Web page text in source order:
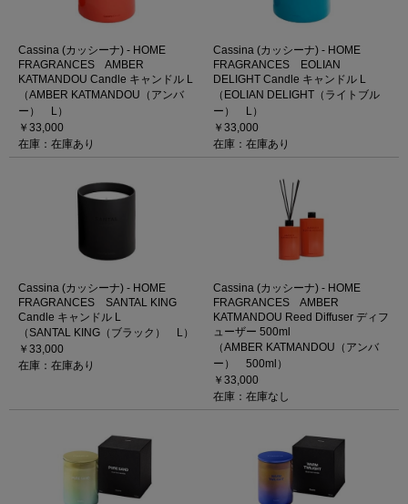
Cassina (カッシーナ) - HOME
FRAGRANCES AMBER
KATMANDOU Candle キャンドル L
（AMBER KATMANDOU（アンバ
ー） L）
￥33,000
在庫：在庫あり
Cassina (カッシーナ) - HOME
FRAGRANCES EOLIAN
DELIGHT Candle キャンドル L
（EOLIAN DELIGHT（ライトブル
ー） L）
￥33,000
在庫：在庫あり
Cassina (カッシーナ) - HOME
FRAGRANCES SANTAL KING
Candle キャンドル L
（SANTAL KING（ブラック） L）
￥33,000
在庫：在庫あり
Cassina (カッシーナ) - HOME
FRAGRANCES AMBER
KATMANDOU Reed Diffuser ディフ
ューザー 500ml
（AMBER KATMANDOU（アンバ
ー） 500ml）
￥33,000
在庫：在庫なし